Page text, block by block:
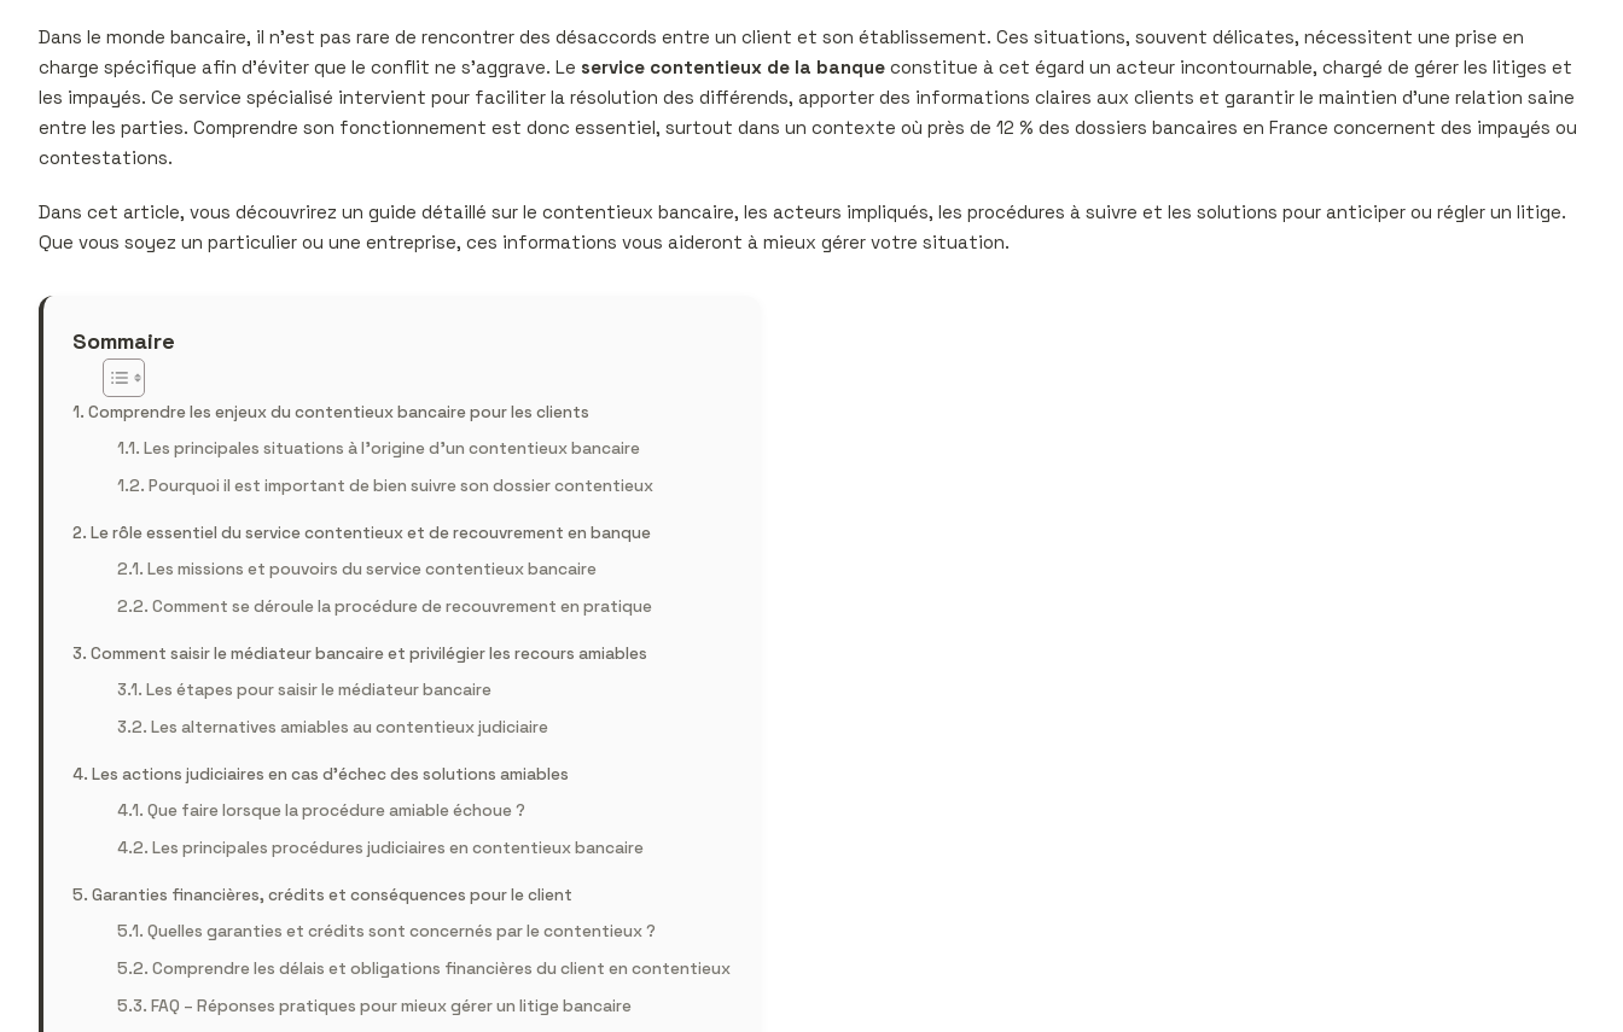
Dans le monde bancaire, il n’est pas rare de rencontrer des désaccords entre un client et son établissement. Ces situations, souvent délicates, nécessitent une prise en
charge spécifique afin d’éviter que le conflit ne s’aggrave. Le service contentieux de la banque constitue à cet égard un acteur incontournable, chargé de gérer les litiges et
les impayés. Ce service spécialisé intervient pour faciliter la résolution des différends, apporter des informations claires aux clients et garantir le maintien d’une relation saine
entre les parties. Comprendre son fonctionnement est donc essentiel, surtout dans un contexte où près de 12 % des dossiers bancaires en France concernent des impayés ou
contestations.
Dans cet article, vous découvrirez un guide détaillé sur le contentieux bancaire, les acteurs impliqués, les procédures à suivre et les solutions pour anticiper ou régler un litige.
Que vous soyez un particulier ou une entreprise, ces informations vous aideront à mieux gérer votre situation.
Sommaire
Comprendre les enjeux du contentieux bancaire pour les clients
Les principales situations à l’origine d’un contentieux bancaire
Pourquoi il est important de bien suivre son dossier contentieux
Le rôle essentiel du service contentieux et de recouvrement en banque
Les missions et pouvoirs du service contentieux bancaire
Comment se déroule la procédure de recouvrement en pratique
Comment saisir le médiateur bancaire et privilégier les recours amiables
Les étapes pour saisir le médiateur bancaire
Les alternatives amiables au contentieux judiciaire
Les actions judiciaires en cas d’échec des solutions amiables
Que faire lorsque la procédure amiable échoue ?
Les principales procédures judiciaires en contentieux bancaire
Garanties financières, crédits et conséquences pour le client
Quelles garanties et crédits sont concernés par le contentieux ?
Comprendre les délais et obligations financières du client en contentieux
FAQ – Réponses pratiques pour mieux gérer un litige bancaire